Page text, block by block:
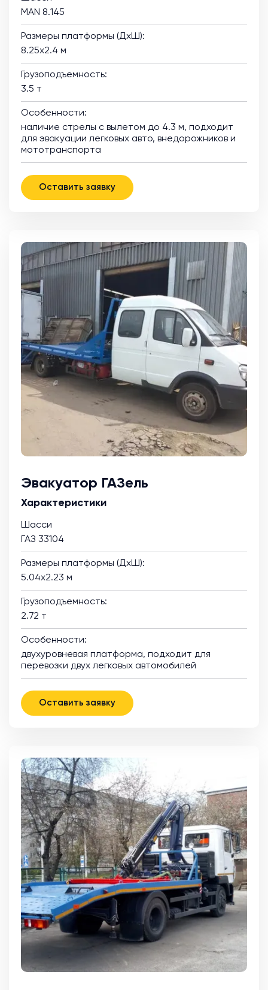
MAN 8.145
Размеры платформы (ДхШ):
8.25х2.4 м
Грузоподъемность:
3.5 т
Особенности:
наличие стрелы с вылетом до 4.3 м, подходит
для эвакуации легковых авто, внедорожников и
мототранспорта
Оставить заявку
Эвакуатор ГАЗель
Характеристики
Шасси
ГАЗ 33104
Размеры платформы (ДхШ):
5.04х2.23 м
Грузоподъемность:
2.72 т
Особенности:
двухуровневая платформа, подходит для
перевозки двух легковых автомобилей
Оставить заявку